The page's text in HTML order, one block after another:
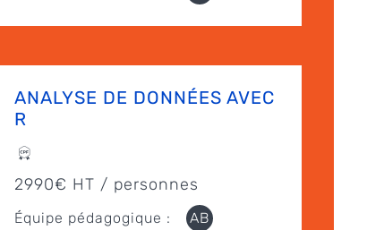
ANALYSE DE DONNÉES AVEC
R
2990€ HT / personnes
Équipe pédagogique : AB